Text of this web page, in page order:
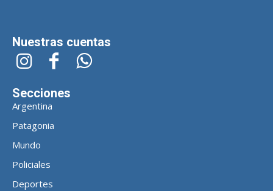
Nuestras cuentas
Secciones
Argentina
Patagonia
Mundo
Policiales
Deportes